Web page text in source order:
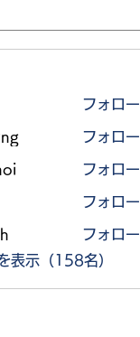
フォロー
フォロー
フォロー
フォロー
フォロー
表示（158名）